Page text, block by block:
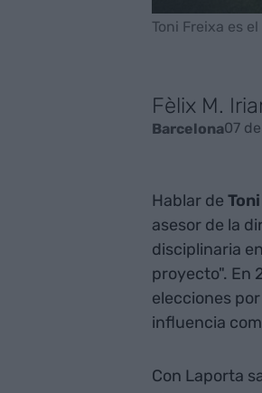
Toni Freixa es
Fèlix M.
Barcelona07
Hablar de Toni
asesor de la
disciplinaria
proyecto". En
elecciones
influencia
Con Laporta